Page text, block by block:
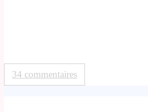
34 commentaires